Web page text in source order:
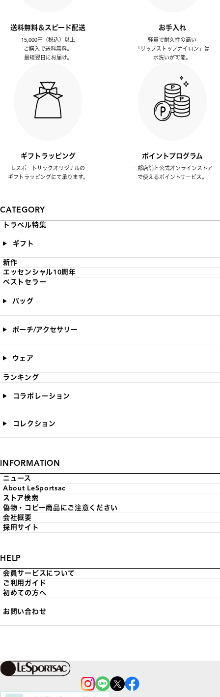
送料無料＆スピード配送
15,000円（税込）以上
ご購入で送料無料。
最短翌日にお届け。
お手入れ
軽量で耐久性の高い
「リップストップナイロン」は
水洗いが可能。
ギフトラッピング
レスポートサックオリジナルの
ギフトラッピングにて承ります。
ポイントプログラム
一部店舗と公式オンラインストア
で使えるポイントサービス。
CATEGORY
トラベル特集
ギフト
新作
エッセンシャル10周年
ベストセラー
バッグ
ポーチ/アクセサリー
ウェア
ランキング
コラボレーション
コレクション
INFORMATION
ニュース
About LeSportsac
ストア検索
偽物・コピー商品にご注意ください
会社概要
採用サイト
HELP
会員サービスについて
ご利用ガイド
初めての方へ
お問い合わせ